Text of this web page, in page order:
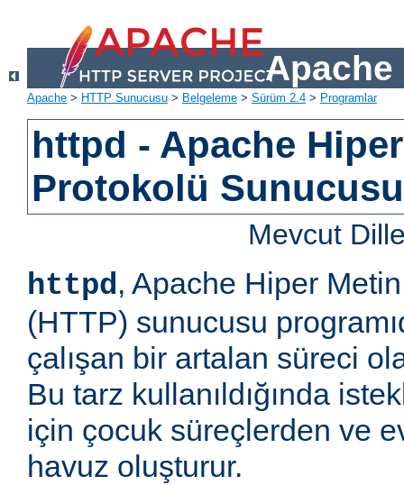
Apache
Apache > HTTP Sunucusu > Belgeleme > Sürüm 2.4 > Programlar
httpd - Apache
Protokolü Sunucusu
Mevcut
httpd, Apache Hiper
(HTTP) sunucusu
çalışan bir artalan süreci
Bu tarz kullanıldığında
için çocuk süreçlerden ve
havuz oluşturur.